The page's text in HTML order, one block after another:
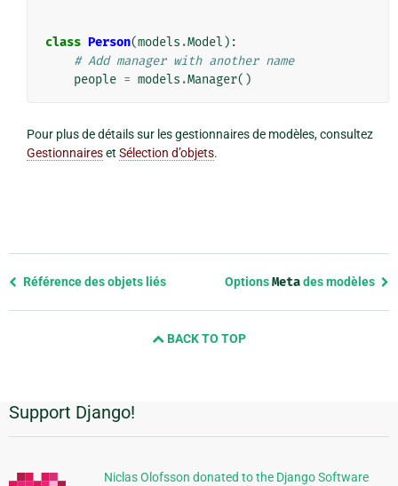
class Person(models .Model ):
# Add manager with another name
people = models .Manager()
Pour plus de détails sur les gestionnaires de modèles, consultez
Gestionnaireset Sélection d’objets.
Previous
Référence des objets liés OptionsMetades modèles
BACK TO TOP
Informations
supplémentaires
Support Django!
Niclas Olofsson donated to the Django Software